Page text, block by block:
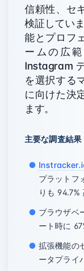
信頼性、セ
検証してい
能とプロフ
ームの広
Instagram
を選択する
に向けた決
ます。
主要な調査結果
プラットフ
りも 94.7%
ブラウザベ
ート時に
拡張機能の
ータプライ